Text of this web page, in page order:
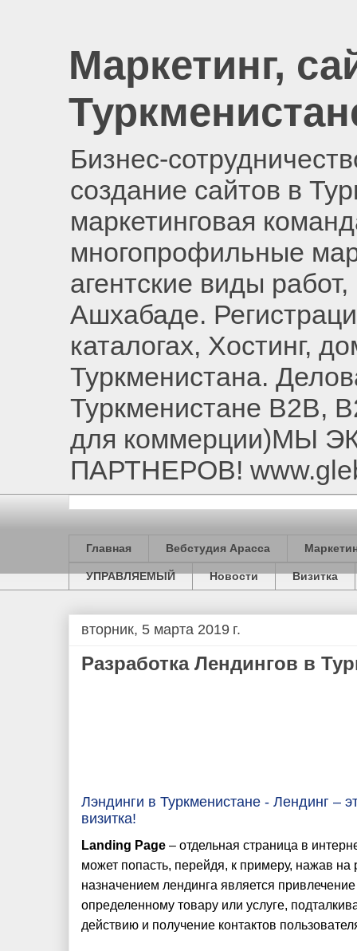
Маркетинг,
Бизнес-
создание сайтов в
маркетинговая
многопрофильные
агентские виды
Ашхабаде.
каталогах, Хостинг,
Туркменистана.
Туркменистане B2B,
для коммерции)МЫ
ПАРТНЕРОВ!
Главная Вебстудия Арасса
УПРАВЛЯЕМЫЙ Новости Визитка
вторник, 5 марта 2019 г.
Разработка Лендингов в
Лэндинги в Туркменистане - Лендинг –
визитка!
Landing Page – отдельная страница в
может попасть, перейдя, к примеру, нажав
назначением лендинга является
определенному товару или услуге,
действию и получение контактов